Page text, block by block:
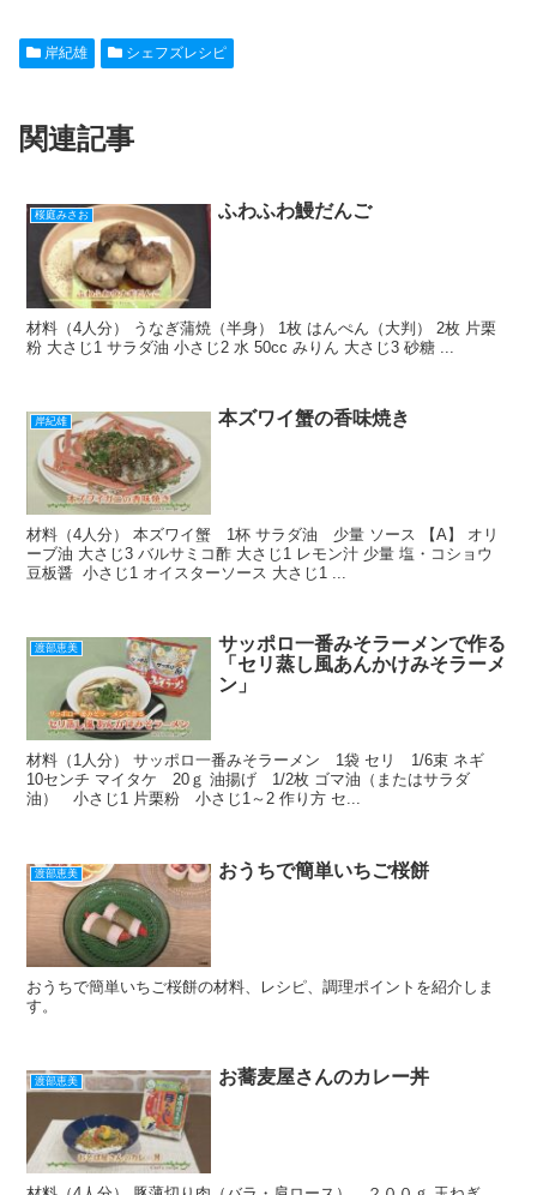
c
e
o
k
e
n
ck
et
岸紀雄 シェフズレシピ
関連記事
桜庭みさお ふわふわ鰻だんご
材料（4人分） うなぎ蒲焼（半身） 1枚 はんぺん（大判） 2枚 片栗
粉 大さじ1 サラダ油 小さじ2 水 50cc みりん 大さじ3 砂糖 ...
岸紀雄 本ズワイ蟹の香味焼き
材料（4人分） 本ズワイ蟹 1杯 サラダ油 少量 ソース 【A】 オリ
ーブ油 大さじ3 バルサミコ酢 大さじ1 レモン汁 少量 塩・コショウ
豆板醤 小さじ1 オイスターソース 大さじ1 ...
渡部恵美
サッポロ一番みそラーメンで作る
「セリ蒸し風あんかけみそラーメ
ン」
材料（1人分） サッポロ一番みそラーメン 1袋 セリ 1/6束 ネギ
10センチ マイタケ 20ｇ 油揚げ 1/2枚 ゴマ油（またはサラダ
油） 小さじ1 片栗粉 小さじ1～2 作り方 セ...
渡部恵美 おうちで簡単いちご桜餅
おうちで簡単いちご桜餅の材料、レシピ、調理ポイントを紹介しま
す。
渡部恵美 お蕎麦屋さんのカレー丼